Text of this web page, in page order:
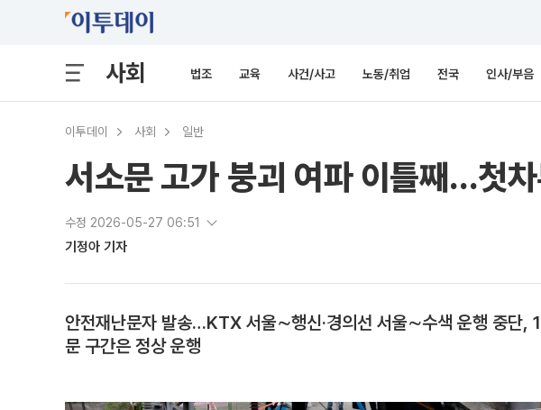
사회 법조 교육 사건/사고 노동/취업 전국 인사/부음
이투데이 사회 일반
서소문 고가 붕괴 여파 이틀째…첫
수정 2026-05-27 06:51
기정아 기자
안전재난문자 발송…KTX 서울∼행신·경의선 서울∼수색 운행 중단,
문 구간은 정상 운행